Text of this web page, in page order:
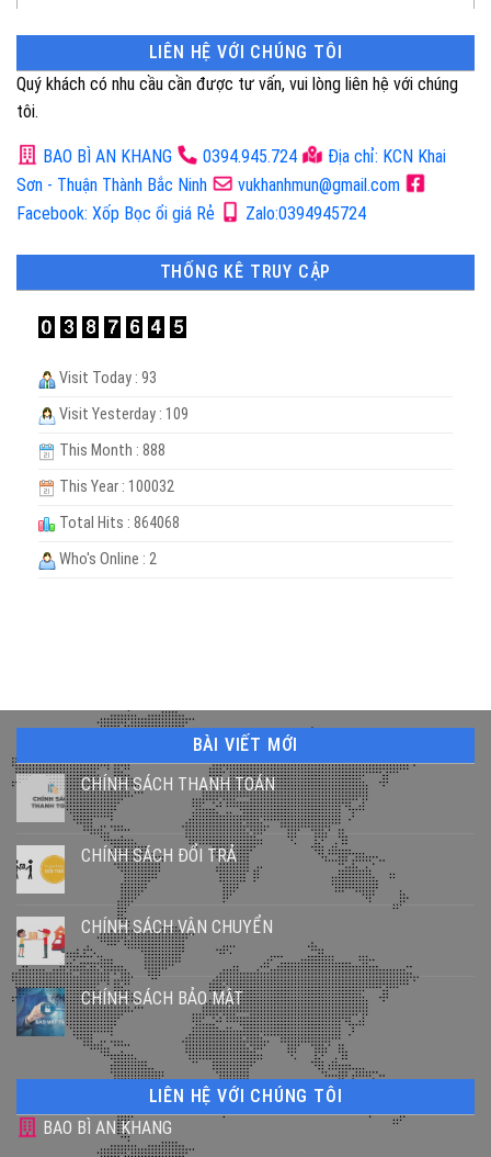
LIÊN HỆ VỚI CHÚNG TÔI
Quý khách có nhu cầu cần được tư vấn, vui lòng liên hệ với chúng
tôi.
BAO BÌ AN KHANG 0394.945.724
Địa chỉ: KCN Khai
Sơn - Thuận Thành Bắc Ninh
vukhanhmun@gmail.com
Facebook: Xốp Bọc ổi giá Rẻ
Zalo:0394945724
THỐNG KÊ TRUY CẬP
Visit Today : 93
Visit Yesterday : 109
This Month : 888
This Year : 100032
Total Hits : 864068
Who's Online : 2
BÀI VIẾT MỚI
CHÍNH SÁCH THANH TOÁN
CHÍNH SÁCH ĐỔI TRẢ
CHÍNH SÁCH VẬN CHUYỂN
CHÍNH SÁCH BẢO MẬT
LIÊN HỆ VỚI CHÚNG TÔI
BAO BÌ AN KHANG